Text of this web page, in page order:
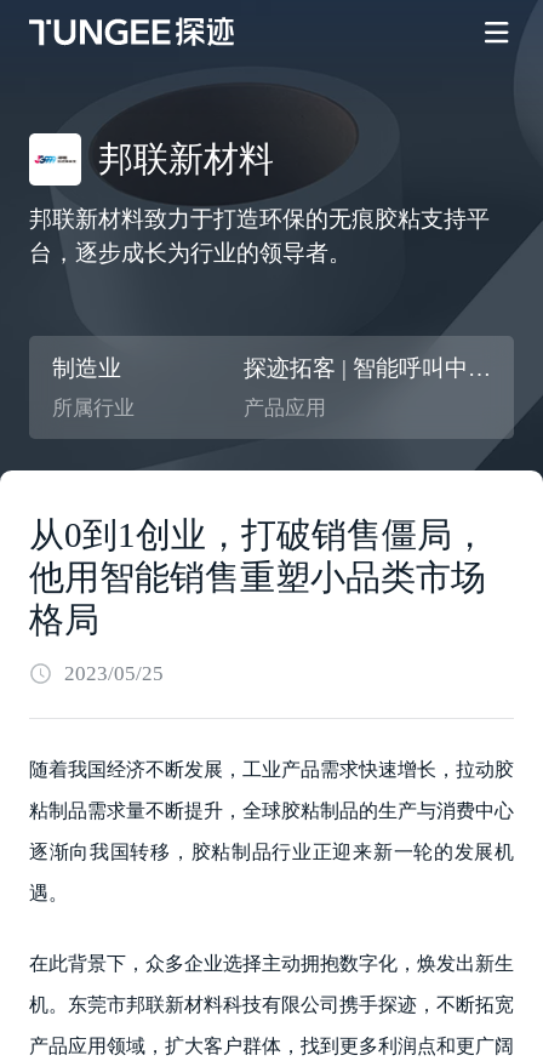
邦联新材料
邦联新材料致力于打造环保的无痕胶粘支持平
台，逐步成长为行业的领导者。
制造业
所属行业
探迹拓客 | 智能呼叫中心 | 智能CRM
产品应用
从0到1创业，打破销售僵局，
他用智能销售重塑小品类市场
格局
2023/05/25
随着我国经济不断发展，工业产品需求快速增长，拉动胶
粘制品需求量不断提升，全球胶粘制品的生产与消费中心
逐渐向我国转移，胶粘制品行业正迎来新一轮的发展机
遇。
在此背景下，众多企业选择主动拥抱数字化，焕发出新生
机。东莞市邦联新材料科技有限公司携手探迹，不断拓宽
产品应用领域，扩大客户群体，找到更多利润点和更广阔